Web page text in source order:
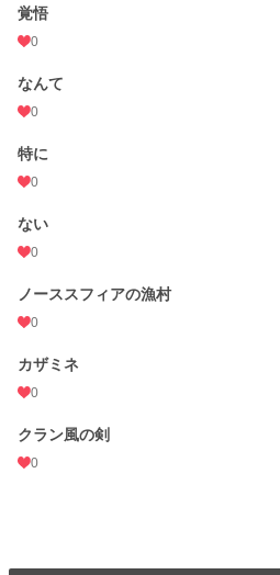
覚悟
0
なんて
0
特に
0
ない
0
ノーススフィアの漁村
0
カザミネ
0
クラン風の剣
0